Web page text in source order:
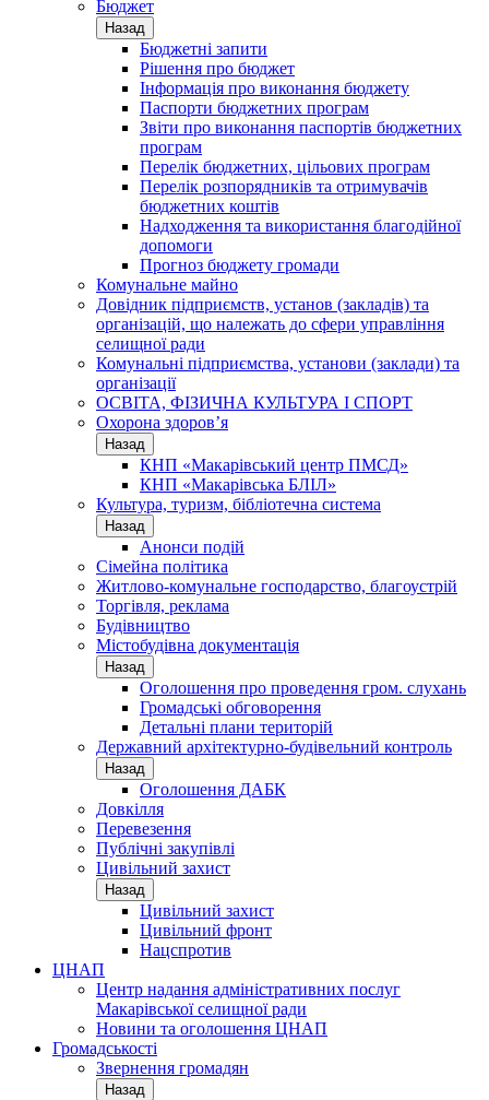
Бюджет
Назад
Бюджетні запити
Рішення про бюджет
Інформація про виконання бюджету
Паспорти бюджетних програм
Звіти про виконання паспортів бюджетних
програм
Перелік бюджетних, цільових програм
Перелік розпорядників та отримувачів
бюджетних коштів
Надходження та використання благодійної
допомоги
Прогноз бюджету громади
Комунальне майно
Довідник підприємств, установ (закладів) та
організацій, що належать до сфери управління
селищної ради
Комунальні підприємства, установи (заклади) та
організації
ОСВІТА, ФІЗИЧНА КУЛЬТУРА І СПОРТ
Охорона здоров’я
Назад
КНП «Макарівський центр ПМСД»
КНП «Макарівська БЛІЛ»
Культура, туризм, бібліотечна система
Назад
Анонси подій
Сімейна політика
Житлово-комунальне господарство, благоустрій
Торгівля, реклама
Будівництво
Містобудівна документація
Назад
Оголошення про проведення гром. слухань
Громадські обговорення
Детальні плани територій
Державний архітектурно-будівельний контроль
Назад
Оголошення ДАБК
Довкілля
Перевезення
Публічні закупівлі
Цивільний захист
Назад
Цивільний захист
Цивільний фронт
Нацспротив
ЦНАП
Центр надання адміністративних послуг
Макарівської селищної ради
Новини та оголошення ЦНАП
Громадськості
Звернення громадян
Назад